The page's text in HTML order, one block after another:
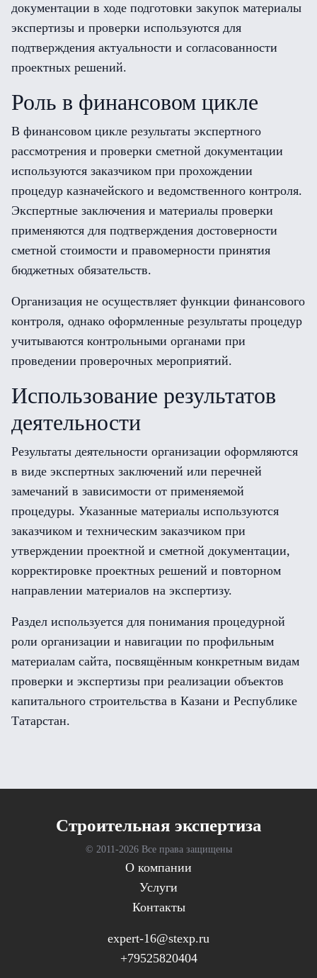
документации в ходе подготовки закупок материалы
экспертизы и проверки используются для
подтверждения актуальности и согласованности
проектных решений.
Роль в финансовом цикле
В финансовом цикле результаты экспертного
рассмотрения и проверки сметной документации
используются заказчиком при прохождении
процедур казначейского и ведомственного контроля.
Экспертные заключения и материалы проверки
применяются для подтверждения достоверности
сметной стоимости и правомерности принятия
бюджетных обязательств.
Организация не осуществляет функции финансового
контроля, однако оформленные результаты процедур
учитываются контрольными органами при
проведении проверочных мероприятий.
Использование результатов
деятельности
Результаты деятельности организации оформляются
в виде экспертных заключений или перечней
замечаний в зависимости от применяемой
процедуры. Указанные материалы используются
заказчиком и техническим заказчиком при
утверждении проектной и сметной документации,
корректировке проектных решений и повторном
направлении материалов на экспертизу.
Раздел используется для понимания процедурной
роли организации и навигации по профильным
материалам сайта, посвящённым конкретным видам
проверки и экспертизы при реализации объектов
капитального строительства в Казани и Республике
Татарстан.
Cтроительная экспертиза
© 2011-2026 Все права защищены
О компании
Услуги
Контакты
expert-16@stexp.ru
+79525820404